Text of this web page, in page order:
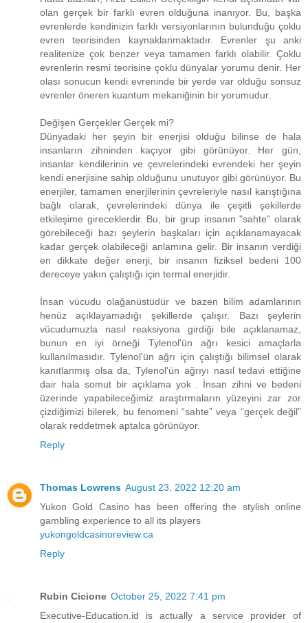
olan gerçek bir farklı evren olduğuna inanıyor. Bu, başka
evrenlerde kendinizin farklı versiyonlarının bulunduğu çoklu
evren teorisinden kaynaklanmaktadır. Evrenler şu anki
realitenize çok benzer veya tamamen farklı olabilir. Çoklu
evrenlerin resmi teorisine çoklu dünyalar yorumu denir. Her
olası sonucun kendi evreninde bir yerde var olduğu sonsuz
evrenler öneren kuantum mekaniğinin bir yorumudur.
Değişen Gerçekler Gerçek mi?
Dünyadaki her şeyin bir enerjisi olduğu bilinse de hala
insanların zihninden kaçıyor gibi görünüyor. Her gün,
insanlar kendilerinin ve çevrelerindeki evrendeki her şeyin
kendi enerjisine sahip olduğunu unutuyor gibi görünüyor. Bu
enerjiler, tamamen enerjilerinin çevreleriyle nasıl karıştığına
bağlı olarak, çevrelerindeki dünya ile çeşitli şekillerde
etkileşime gireceklerdir. Bu, bir grup insanın "sahte" olarak
görebileceği bazı şeylerin başkaları için açıklanamayacak
kadar gerçek olabileceği anlamına gelir. Bir insanın verdiği
en dikkate değer enerji, bir insanın fiziksel bedeni 100
dereceye yakın çalıştığı için termal enerjidir.
İnsan vücudu olağanüstüdür ve bazen bilim adamlarının
henüz açıklayamadığı şekillerde çalışır. Bazı şeylerin
vücudumuzla nasıl reaksiyona girdiği bile açıklanamaz,
bunun en iyi örneği Tylenol'ün ağrı kesici amaçlarla
kullanılmasıdır. Tylenol'ün ağrı için çalıştığı bilimsel olarak
kanıtlanmış olsa da, Tylenol'ün ağrıyı nasıl tedavi ettiğine
dair hala somut bir açıklama yok . İnsan zihni ve bedeni
üzerinde yapabileceğimiz araştırmaların yüzeyini zar zor
çizdiğimizi bilerek, bu fenomeni “sahte” veya “gerçek değil”
olarak reddetmek aptalca görünüyor.
Reply
Thomas Lowrens August 23, 2022 12:20 am
Yukon Gold Casino has been offering the stylish online
gambling experience to all its players
yukongoldcasinoreview.ca
Reply
Rubin Cicione October 25, 2022 7:41 pm
Executive-Education.id is actually a service provider of